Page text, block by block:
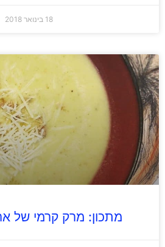
18 בינואר 2018
מתכון: מרק קרמי של